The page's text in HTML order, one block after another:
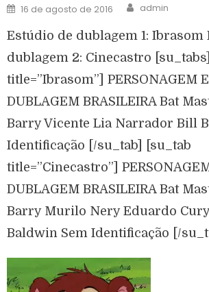
16 de agosto de 2016 admin
Estúdio de dublagem 1: Ibrasom
dublagem 2: Cinecastro
title=”Ibrasom”] PERSONAGEM
DUBLAGEM BRASILEIRA Bat
Barry Vicente Lia Narrador Bill
Identificação [/su_tab] [su_tab
title=”Cinecastro”]
DUBLAGEM BRASILEIRA Bat
Barry Murilo Nery Eduardo
Baldwin Sem Identificação [/